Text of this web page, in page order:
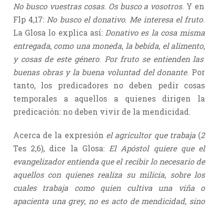
No busco vuestras cosas. Os busco a vosotros. Y en
Flp 4,17: No busco el donativo. Me interesa el fruto.
La Glosa lo explica así: Donativo es la cosa misma
entregada,como una moneda, la bebida, el alimento,
y cosas de este género. Por fruto se entienden las
buenas obras y la buena voluntad del donante. Por
tanto, los predicadores no deben pedir cosas
temporales a aquellos a quienes dirigen la
predicación: no deben vivir de la mendicidad.
Acerca de la expresión el agricultor que trabaja (2
Tes 2,6), dice la Glosa: El Apóstol quiere que el
evangelizador entienda que el recibir lo necesario de
aquellos con quienes realiza su milicia, sobre los
cuales trabaja como quien cultiva una viña o
apacienta una grey, no es acto de mendicidad, sino